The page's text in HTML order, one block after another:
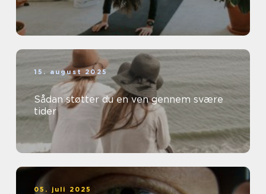
15. august 2025
Sådan støtter du en ven gennem svære
tider
05. juli 2025